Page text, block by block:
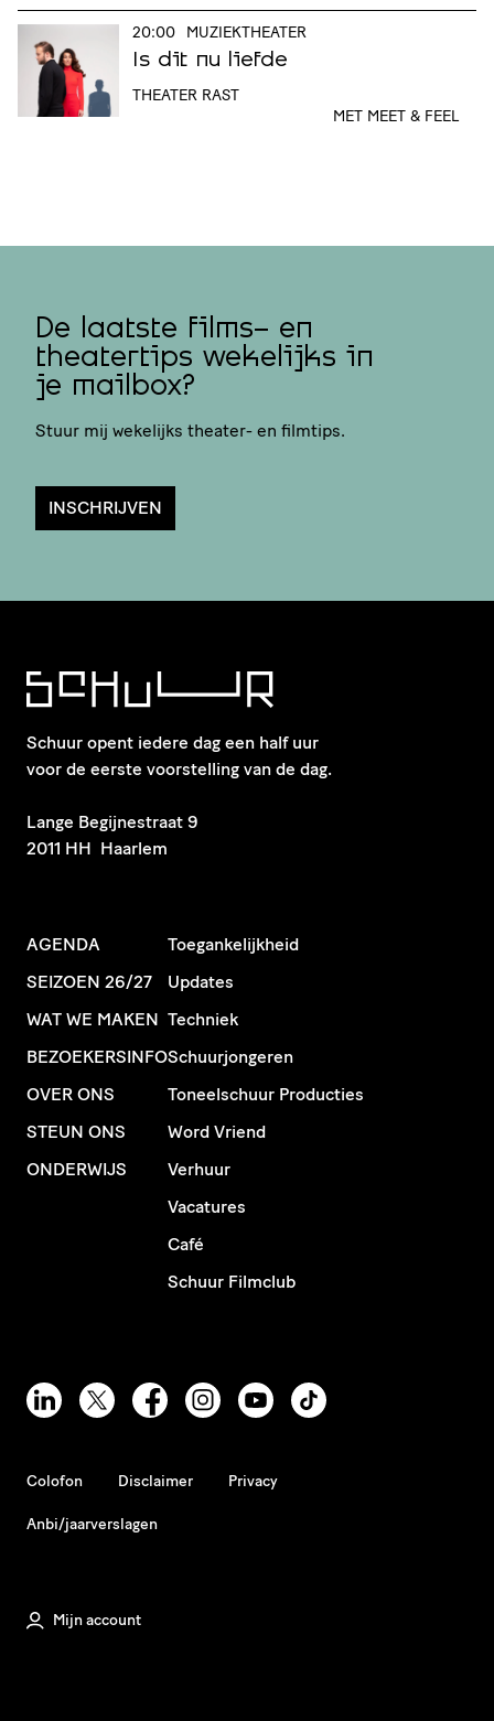
20:00 MUZIEKTHEATER
Is dit nu liefde
THEATER RAST
MET MEET & FEEL
De laatste films- en
theatertips wekelijks in
je mailbox?
Stuur mij wekelijks theater- en filmtips.
INSCHRIJVEN
Schuur opent iedere dag een half uur
voor de eerste voorstelling van de dag.
​Lange Begijnestraat 9
2011 HH Haarlem
AGENDA
SEIZOEN 26/27
WAT WE MAKEN
BEZOEKERSINFO
OVER ONS
STEUN ONS
ONDERWIJS
Toegankelijkheid
Updates
Techniek
Schuurjongeren
Toneelschuur Producties
Word Vriend
Verhuur
Vacatures
Café
Schuur Filmclub
Colofon Disclaimer Privacy
Anbi/jaarverslagen
Mijn account